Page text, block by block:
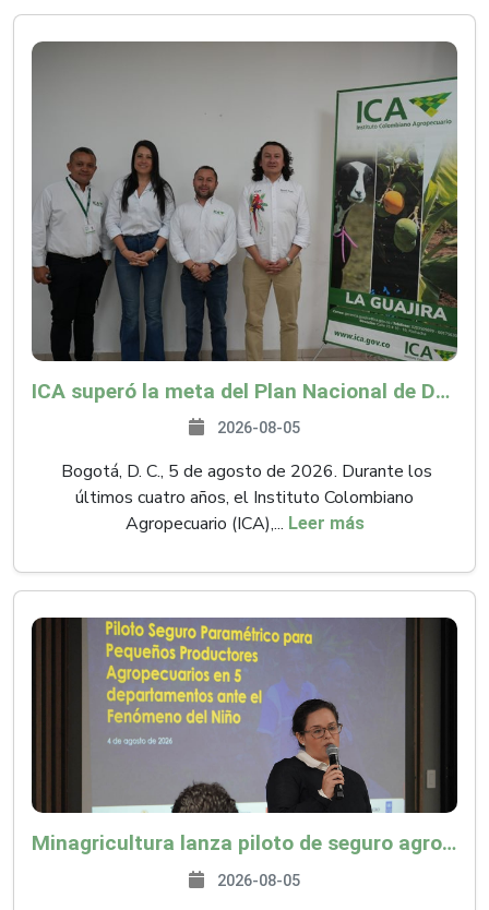
ICA superó la meta del Plan Nacional de Desarrollo y abrió 61 mercados internacionales
2026-08-05
Bogotá, D. C., 5 de agosto de 2026. Durante los
últimos cuatro años, el Instituto Colombiano
Agropecuario (ICA),... Leer más
Minagricultura lanza piloto de seguro agropecuario por $9.625 millones para proteger a más de 14.000 pequeños productores contra riesgos del Fenómeno de El Niño
2026-08-05